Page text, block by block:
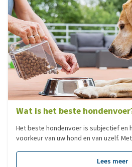
Wat is het beste
Het beste hondenvoer is subjectief en
voorkeur van uw hond en van uzelf.
gemaakt van de populairste voedingen
Lees meer